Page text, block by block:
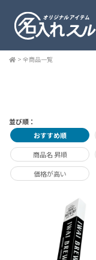
> 全商品一覧
並び順：
おすすめ順
商品名 昇順
価格が高い